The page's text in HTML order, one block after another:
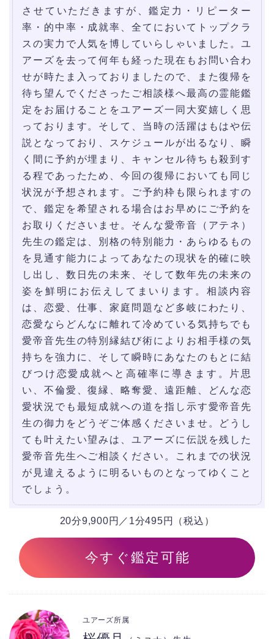
させていただきますが、鑑定力・リピーター
率・的中率・成就率、全てにおいてトップクラ
スの実力で人気を博していらしゃいました。ユ
アーズを去って何年も経った現在もお問い合わ
せが時たま入っておりましたので、また復帰を
待ち望んでくださったご相談様へ最高の霊能鑑
定をお届けることをユアーズ一同大変嬉しく思
っております。そして、当時の活躍はもはや伝
説となっており、スケジュールが出るなり、瞬
く間に予約が埋まり、キャンセル待ちも殺到す
る程であったため、今回の復帰においても同じ
状況が予想されます。ご予約枠も限られますの
で、鑑定を希望される場合はお早めにご予約を
お取りくださいませ。そんな愛帝音（アテネ）
先生の鑑定は、別格の特別能力・あらゆるもの
を見通す能力によってあなたの現状を的確に映
し出し、数日先の未来、そして数年先の未来の
姿を鮮明にお伝えしてまいります。相談内容
は、恋愛、仕事、家庭問題など多岐にわたり、
恋愛ならどんなに離れて冷めている気持ちでも
愛帝音先生の特別縁結び術によりお相手様の気
持ちを強力に、そして瞬時にあなたのもとに結
びつけ恋愛成就へと高確率に導きます。片思
い、不倫愛、復縁、略奪愛、遠距離、どんな恋
愛状況でも最短成就への道を指し示す愛帝音先
生の御力をどうぞご体感くださいませ。どうし
ても叶えたい望みは、ユアーズに伝説を残した
愛帝音先生へご相談ください。これまでの状況
が見違えるように明るいものとなってゆくこと
でしょう。
20分9,900円／1分495円（税込）
今すぐ鑑定可能
ユアーズ所属